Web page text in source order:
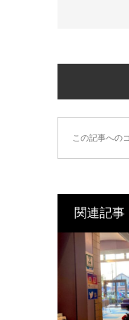
この記事への
関連記事